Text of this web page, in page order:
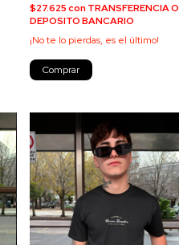
$27.625con TRANSFERENCIA O
DEPOSITO BANCARIO
¡No te lo pierdas, es el último!
Comprar